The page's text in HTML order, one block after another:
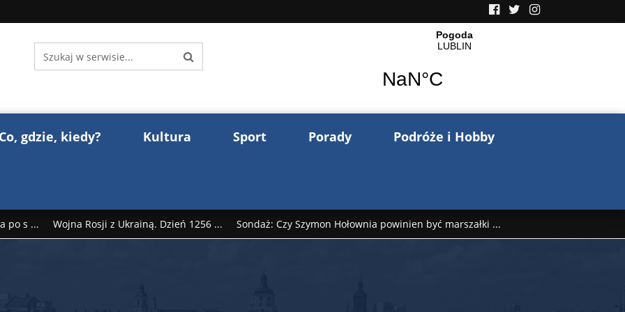
Co, gdzie, kiedy? Kultura Sport Porady Podróże i Hobby
po s ... Wojna Rosji z Ukrainą. Dzień 1256 ... Sondaż: Czy Szymon Hołownia powinien być marszałki ...